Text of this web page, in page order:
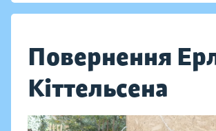
Повернення
Кіттельсена